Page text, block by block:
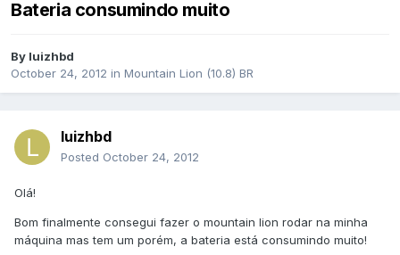
Bateria consumindo muito
By luizhbd
October 24, 2012 in Mountain Lion (10.8) BR
luizhbd
Posted October 24, 2012
Olá!
Bom finalmente consegui fazer o mountain lion rodar na minha
máquina mas tem um porém, a bateria está consumindo muito!